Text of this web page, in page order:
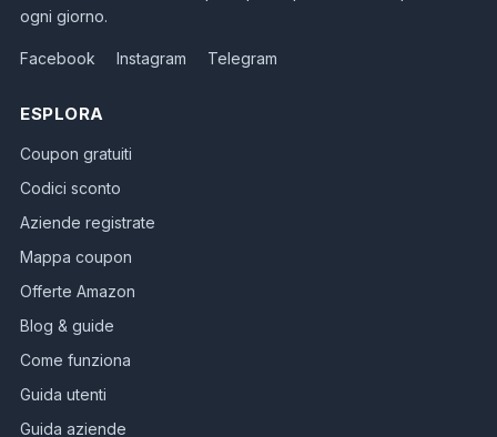
ogni giorno.
Facebook Instagram Telegram
ESPLORA
Coupon gratuiti
Codici sconto
Aziende registrate
Mappa coupon
Offerte Amazon
Blog & guide
Come funziona
Guida utenti
Guida aziende